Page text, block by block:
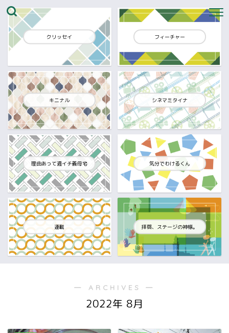
クリッセイ フィーチャー
キニナル シネマミタイナ
理由あって週イチ義母宅 気分でわけるくん
連載 拝啓、ステージの神様。
― ARCHIVES ―
2022年 8月